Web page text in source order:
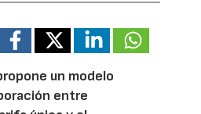
un modelo
entre